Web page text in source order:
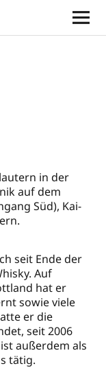
in der
auf dem
Süd), Kai­
seit Ende der
Auf
hat er
sowie viele
er die
seit 2006
außerdem als
tätig.